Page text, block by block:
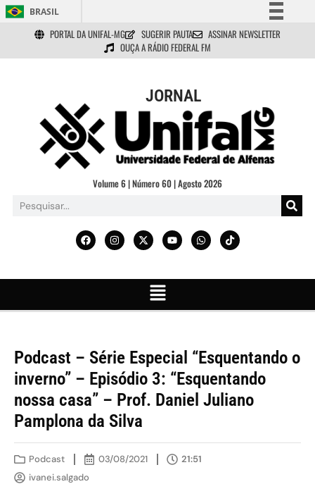
BRASIL
Simplifique!
Comunica BR
Acesso à informação
Legislação
Canais
PORTAL DA UNIFAL-MG SUGERIR PAUTA
ASSINAR NEWSLETTER
OUÇA A RÁDIO FEDERAL FM
JORNAL
Volume 6 | Número 60 | Agosto 2026
Podcast – Série Especial “Esquentando o
inverno” – Episódio 3: “Esquentando
nossa casa” – Prof. Daniel Juliano
Pamplona da Silva
Podcast 03/08/2021
21:51
ivanei.salgado